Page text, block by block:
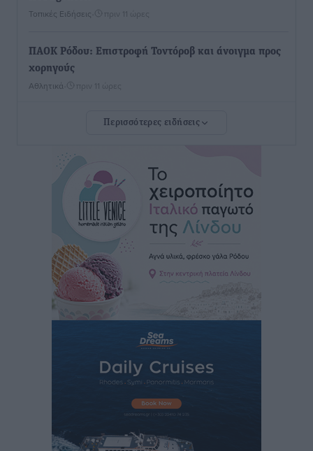
Τοπικές Ειδήσεις πριν 11 ώρες
ΠΑΟΚ Ρόδου: Επιστροφή Τοντόροβ και άνοιγμα προς
χορηγούς
Αθλητικά πριν 11 ώρες
Rhodes Beyond Summer – Εκεί που το καλοκαίρι
Τοπικές Ειδήσεις
Κικίλιας: Μειώθηκαν κατά 34% οι μεταναστευτικές
ροές στα θαλάσσια σύνορα
πριν 12 ώρες
Κως: Γερμανός τουρίστας κέρδισε αποζημίωση 900
ευρώ επειδή δεν βρήκε ξαπλώστρες στις
οικογενειακές διακοπές του
Τοπικές Ειδήσεις• πριν 12 ώρες
ο 8ος Γερμανός που αγνοούνταν μετά την παράσυρσή
Περισσότερες ειδήσεις